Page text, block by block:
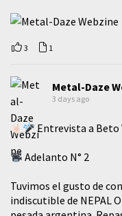
3 1
Metal-Daze
3 days ago
Entrevista a Beto
Adelanto N° 2
Tuvimos el gusto de
indiscutible de NEPAL